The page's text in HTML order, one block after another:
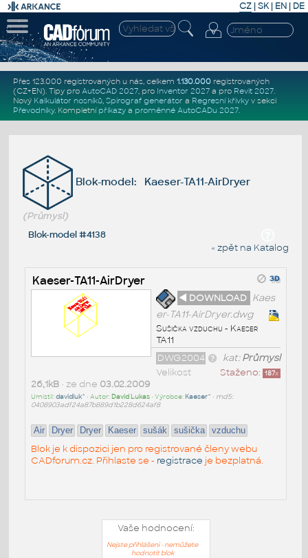
CZ | SK| EN | DE
Přes 123.000 registrovaných u nás, celkem 1.130.000registrovaných
(CZ+EN). Tipy pro AutoCAD 2027, pro Inventor 2027a pro Revit 2027.
Nový Kalkulátor nosníků, Spirograf generátor a Regresní křivkyv sekci
Převodníky. Kompletní příkazya proměnné AutoCADu 2027.
Blok-model: Kaeser-TA11-AirDryer
(Průmysl)
Blok-model #4138
« zpět na Katalog
Kaeser-TA11-AirDryer
◄ DOWNLOAD Kaes
er-TA11-AirDryer.dwg
Sušička vzduchu - Kaeser
TA11
kat:Průmysl
DWG2004
Staženo: 187x
Velikost
26,1kB• ze dne 03.02.2009
Umístil:davidluk^ • Autor: David Lukas• Výrobce: Kaeser^ • md5:
0408903adf24a87b889d1b228d624af8
Air Dryer Dryer Kaeser sušák sušička vzduchu
Blok je k dispozici jen pro registrované členy webu
CADforum.cz. Přihlaste se - registrace je bezplatná.
Vaše hodnocení:
Nejste přihlášeni - nemůžete
hodnotit blok